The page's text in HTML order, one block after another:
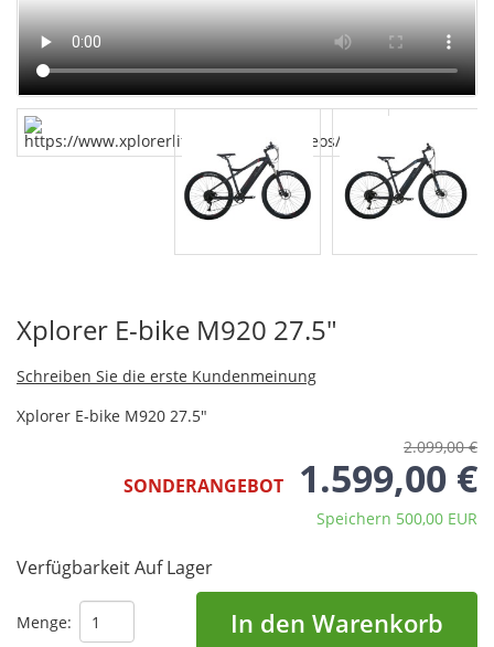
Xplorer E-bike M920 27.5"
Schreiben Sie die erste Kundenmeinung
Xplorer E-bike M920 27.5"
2.099,00 €
SONDERANGEBOT 1.599,00 €
Speichern 500,00 EUR
VerfügbarkeitAuf Lager
Menge: In den Warenkorb